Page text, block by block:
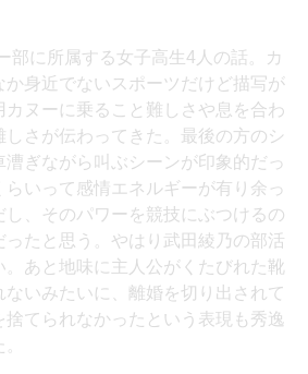
部に所属する女子高生4人の話。カ
か身近でないスポーツだけど描写が
カヌーに乗ること難しさや息を合わ
しさが伝わってきた。最後の方のシ
漕ぎながら叫ぶシーンが印象的だっ
らいって感情エネルギーが有り余っ
し、そのパワーを競技にぶつけるの
ったと思う。やはり武田綾乃の部活
。あと地味に主人公がくたびれた靴
ないみたいに、離婚を切り出されて
捨てられなかったという表現も秀逸